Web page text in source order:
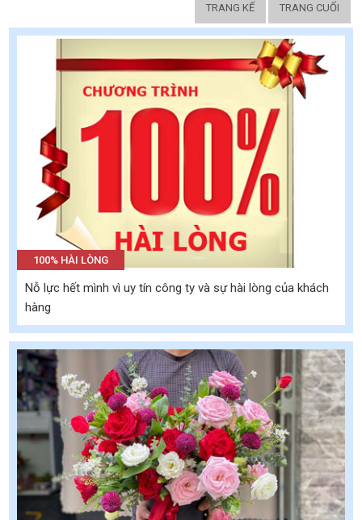
TRANG KẾ TRANG CUỐI
100% HÀI LÒNG
Nỗ lực hết mình vì uy tín công ty và sự hài lòng của khách
hàng